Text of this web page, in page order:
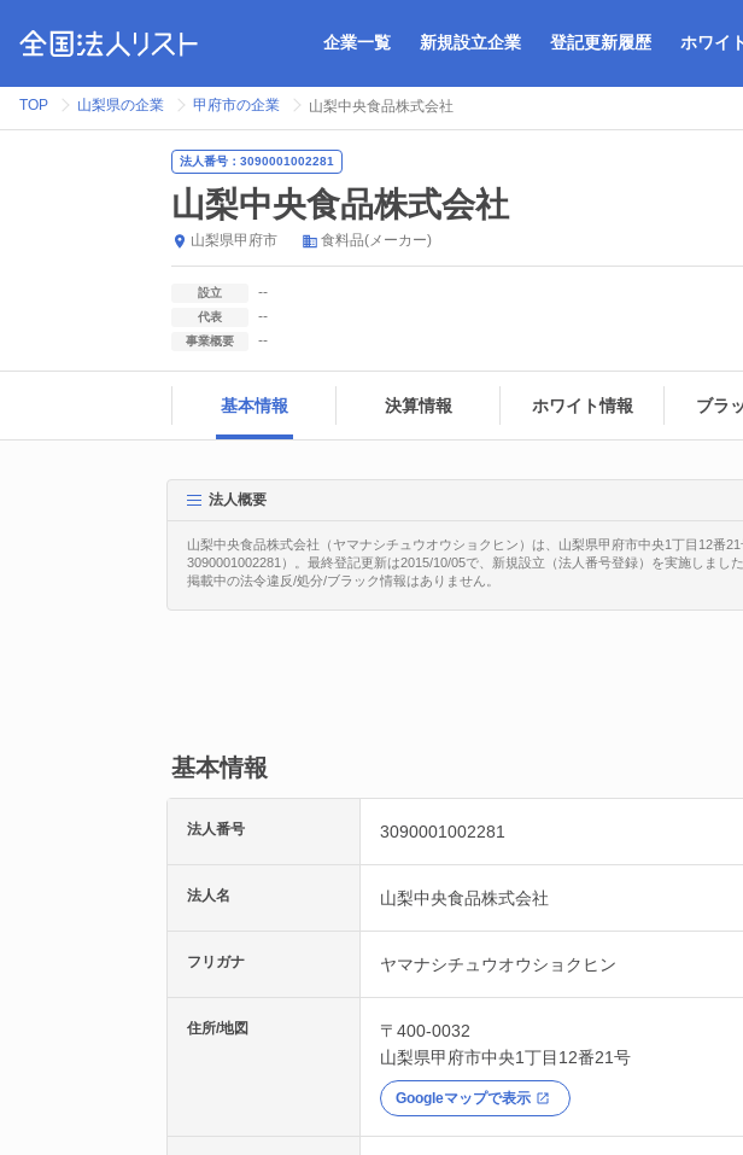
企業一覧 新規設立企業 登記更新履歴 ホワイ
TOP 山梨県の企業 甲府市の企業 山梨中央食品株式会社
法人番号：3090001002281
山梨中央食品株式会社
山梨県甲府市 食料品(メーカー)
設立 --
代表 --
事業概要 --
基本情報 決算情報 ホワイト情報 ブラ
法人概要
山梨中央食品株式会社（ヤマナシチュウオウショクヒン）は、山梨県甲府市中央1丁目12番
3090001002281）。最終登記更新は2015/10/05で、新規設立（法人番号登録）を実施しました
掲載中の法令違反/処分/ブラック情報はありません。
基本情報
法人番号 3090001002281
法人名 山梨中央食品株式会社
フリガナ ヤマナシチュウオウショクヒン
住所/地図
〒400-0032
山梨県甲府市中央1丁目12番21号
Googleマップで表示